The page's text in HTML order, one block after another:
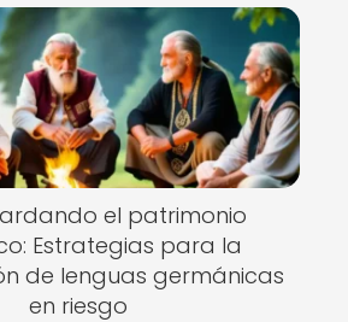
el patrimonio
Estrategias para la
de lenguas germánicas
en riesgo